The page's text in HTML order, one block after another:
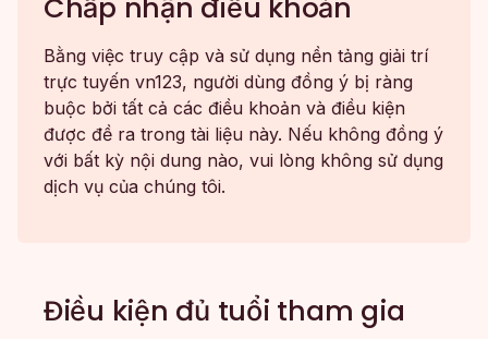
Chấp nhận điều khoản
Bằng việc truy cập và sử dụng nền tảng giải trí
trực tuyến vn123, người dùng đồng ý bị ràng
buộc bởi tất cả các điều khoản và điều kiện
được đề ra trong tài liệu này. Nếu không đồng ý
với bất kỳ nội dung nào, vui lòng không sử dụng
dịch vụ của chúng tôi.
Điều kiện đủ tuổi tham gia